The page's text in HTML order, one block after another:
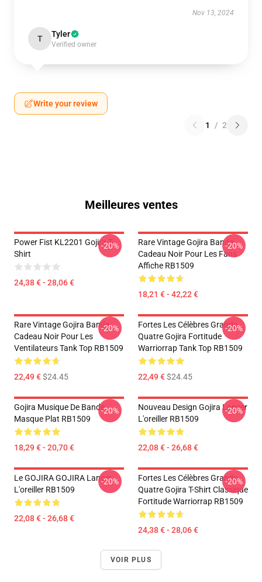
Nov 13, 2024
T Tyler
Verified owner
Write your review
1 / 2
Meilleures ventes
Power Fist KL2201 Gojira T-
Shirt
24,38 € - 28,06 €
-20%
Rare Vintage Gojira Bande
Cadeau Noir Pour Les Fans
Affiche RB1509
18,21 € - 42,22 €
-20%
Rare Vintage Gojira Bande
Cadeau Noir Pour Les
Ventilateurs Tank Top RB1509
22,49 €$24.45
-20%
Fortes Les Célèbres Grands
Quatre Gojira Fortitude
Warriorrap Tank Top RB1509
22,49 €$24.45
-20%
Gojira Musique De Bande
Masque Plat RB1509
18,29 € - 20,70 €
-20%
Nouveau Design Gojira Lancer
L'oreiller RB1509
22,08 € - 26,68 €
-20%
Le GOJIRA GOJIRA Lancer
L'oreiller RB1509
22,08 € - 26,68 €
-20%
Fortes Les Célèbres Grands
Quatre Gojira T-Shirt Classique
Fortitude Warriorrap RB1509
24,38 € - 28,06 €
-20%
VOIR PLUS